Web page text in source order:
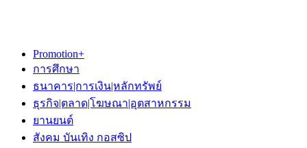
Promotion+
การศึกษา
ธนาคาร|การเงิน|หลักทรัพย์
ธุรกิจ|ตลาด|โฆษณา|อุตสาหกรรม
ยานยนต์
สังคม บันเทิง กอสซิป